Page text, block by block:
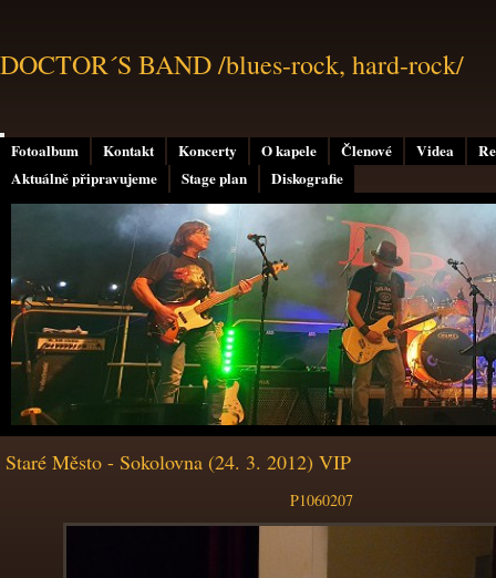
Fotoalbum Kontakt Koncerty O kapele Členové Videa
Aktuálně připravujeme
Stage plan Diskografie
DOCTOR´S BAND /blues-rock, hard-rock/
Staré Město - Sokolovna (24. 3. 2012) VIP
P1060207